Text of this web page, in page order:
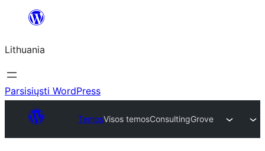
turinio
Lithuania
Parsisiųsti WordPress
TemosVisos temosConsultingGrove